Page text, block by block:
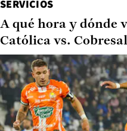
SERVICIOS
A qué hora y dónde
Católica vs.